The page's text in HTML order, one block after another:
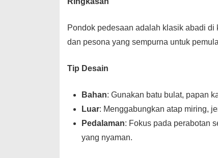
Pondok pedesaan adalah klasik abadi
dan pesona yang sempurna untuk
Tip Desain
Bahan: Gunakan batu bulat, papan
Luar: Menggabungkan atap miring,
Pedalaman: Fokus pada perabotan
yang nyaman.